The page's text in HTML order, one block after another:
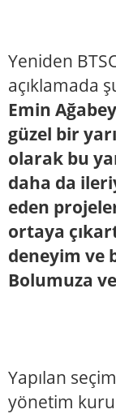
Yeniden
açıklamada
Emin
güzel bir
olarak bu
daha da
eden
ortaya
deneyim ve
Bolumuza
Yapılan
yönetim